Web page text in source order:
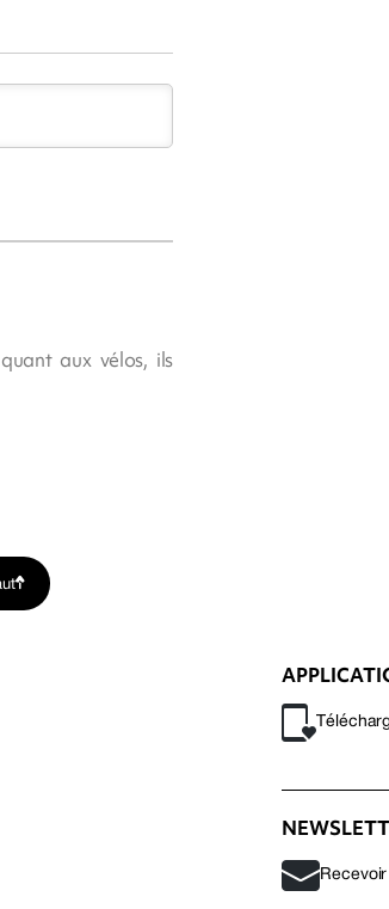
aux vélos, ils